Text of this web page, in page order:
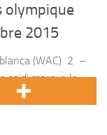
olympique
2015
(WAC) 2 –
saidi marque le